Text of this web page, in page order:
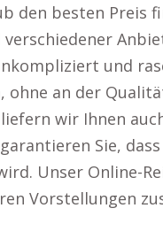
den besten Preis
verschiedener
und
an der
wir Ihnen
Sie,
Unser Online-
Vorstellungen